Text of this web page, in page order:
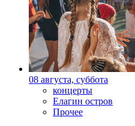
08 августа, суббота
концерты
Елагин остров
Прочее